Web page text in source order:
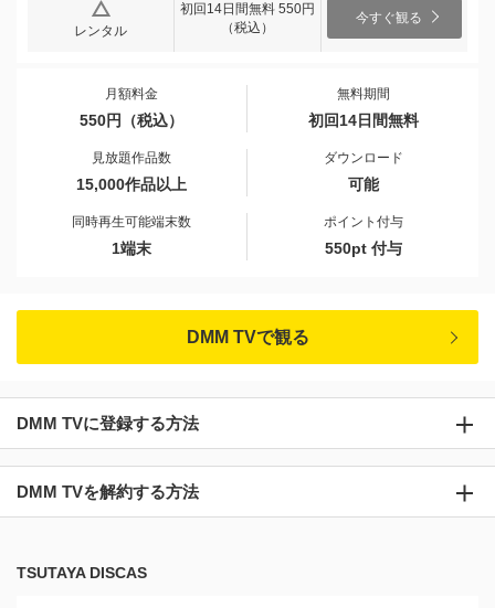
レンタル
初回14日間無料 550円
（税込）
今すぐ観る
月額料金
550円（税込）
無料期間
初回14日間無料
見放題作品数
15,000作品以上
ダウンロード
可能
同時再生可能端末数
1端末
ポイント付与
550pt 付与
DMM TVで観る
DMM TVに登録する方法
DMM TVを解約する方法
TSUTAYA DISCAS